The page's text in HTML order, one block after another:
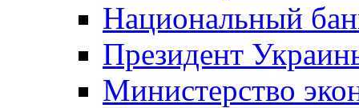
Национальный
Президент
Министерство